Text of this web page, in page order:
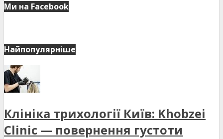
Ми на Facebook
Найпопулярніше
Клініка трихології Київ: Khobzei
Clinic — повернення густоти